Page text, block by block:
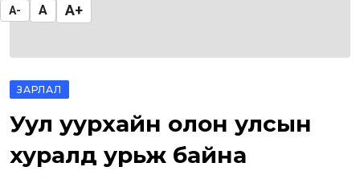
ЗАРЛАЛ
Уул уурхайн олон улсын
хуралд урьж байна
A- A A+